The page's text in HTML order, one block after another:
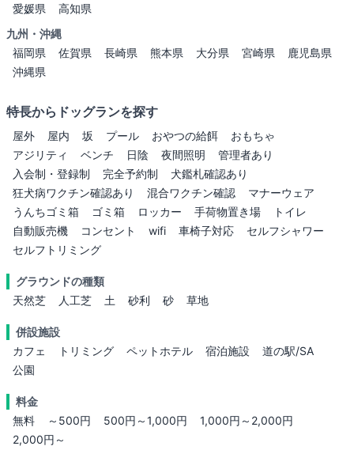
愛媛県
高知県
九州・沖縄
福岡県
佐賀県 長崎県 熊本県 大分県 宮崎県
鹿児島県
沖縄県
特長からドッグランを探す
屋外 屋内 坂 プール おやつの給餌
おもちゃ
アジリティ
ベンチ 日陰 夜間照明
管理者あり
入会制・登録制
完全予約制
犬鑑札確認あり
狂犬病ワクチン確認あり
混合ワクチン確認
マナーウェア
うんちゴミ箱
ゴミ箱 ロッカー 手荷物置き場
トイレ
自動販売機
コンセント wifi 車椅子対応
セルフシャワー
セルフトリミング
グラウンドの種類
天然芝
人工芝 土 砂利 砂 草地
併設施設
カフェ
トリミング ペットホテル 宿泊施設
道の駅/SA
公園
料金
無料
～500円 500円～1,000円
1,000円～2,000円
2,000円～